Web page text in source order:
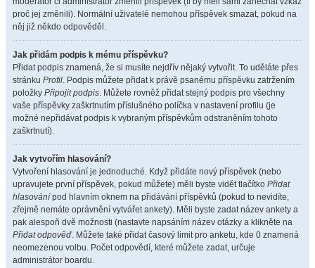
proč jej změnili). Normální uživatelé nemohou příspěvek smazat, pokud na
něj již někdo odpověděl.
Jak přidám podpis k mému příspěvku?
Přidat podpis znamená, že si musíte nejdřív nějaký vytvořit. To uděláte přes
stránku Profil. Podpis můžete přidat k právě psanému příspěvku zatržením
položky Připojit podpis. Můžete rovněž přidat stejný podpis pro všechny
vaše příspěvky zaškrtnutím příslušného políčka v nastavení profilu (je
možné nepřidávat podpis k vybraným příspěvkům odstraněním tohoto
zaškrtnutí).
Jak vytvořím hlasování?
Vytvoření hlasování je jednoduché. Když přidáte nový příspěvek (nebo
upravujete první příspěvek, pokud můžete) měli byste vidět tlačítko Přidat
hlasování pod hlavním oknem na přidávání příspěvků (pokud to nevidíte,
zřejmě nemáte oprávnění vytvářet ankety). Měli byste zadat název ankety a
pak alespoň dvě možnosti (nastavte napsáním název otázky a klikněte na
Přidat odpověď. Můžete také přidat časový limit pro anketu, kde 0 znamená
neomezenou volbu. Počet odpovědí, které můžete zadat, určuje
administrátor boardu.